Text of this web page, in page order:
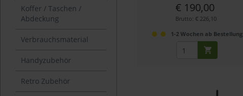
Koffer / Taschen /
Abdeckung
Verbrauchsmaterial
Handyzubehör
Retro Zubehör
€ 190,00
Brutto: € 226,10
1-2 Wochen ab Bestellung